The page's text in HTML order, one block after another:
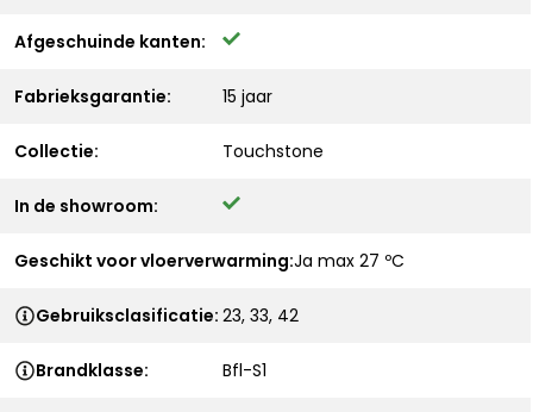
Afgeschuinde kanten:
Fabrieksgarantie: 15 jaar
Collectie: Touchstone
In de showroom:
Geschikt voor vloerverwarming:Ja max 27 ºC
Gebruiksclasificatie: 23, 33, 42
Brandklasse: Bfl-S1